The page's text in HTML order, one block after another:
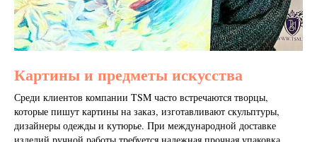
Картины и предметы искусства
Среди клиентов компании TSM часто встречаются творцы,
которые пишут картины на заказ, изготавливают скульптуры,
дизайнеры одежды и кутюрье. При международной доставке